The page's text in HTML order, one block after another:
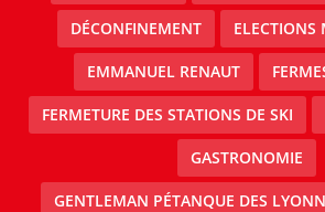
DÉCONFINEMENT ELECTIONS
EMMANUEL RENAUT
FERMETURE DES STATIONS DE SKI
GASTRONOMIE
GENTLEMAN PÉTANQUE DES